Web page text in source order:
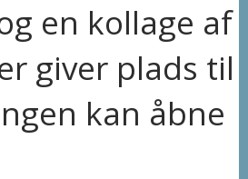
en kollage af
giver plads til
kan åbne